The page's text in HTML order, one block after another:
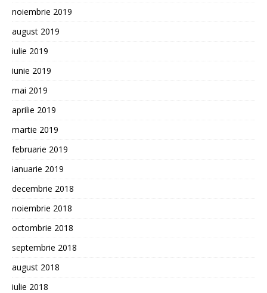
noiembrie 2019
august 2019
iulie 2019
iunie 2019
mai 2019
aprilie 2019
martie 2019
februarie 2019
ianuarie 2019
decembrie 2018
noiembrie 2018
octombrie 2018
septembrie 2018
august 2018
iulie 2018